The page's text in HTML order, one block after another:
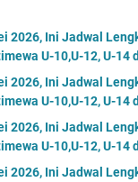
2026, Ini Jadwal
U-10,U-12, U-14
2026, Ini Jadwal
U-10,U-12, U-14
2026, Ini Jadwal
U-10,U-12, U-14
2026, Ini Jadwal